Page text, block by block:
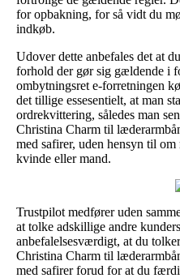
for opbakning, for så vidt du
indkøb.
Udover dette anbefales det at
forhold der gør sig gældende i
ombytningsret e-forretningen
det tillige essesentielt, at man
ordrekvittering, således man
Christina Charm til
med safirer, uden hensyn til
kvinde eller mand.
Trustpilot medfører uden
at tolke adskillige andre
anbefalelsesværdigt, at du
Christina Charm til
med safirer forud for at du